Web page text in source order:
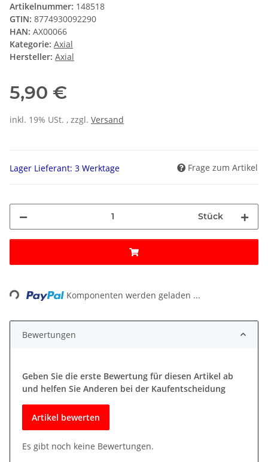
Artikelnummer: 148518
GTIN: 8774930092290
HAN: AX00066
Kategorie: Axial
Hersteller: Axial
5,90 €
inkl. 19% USt. , zzgl. Versand
Lager Lieferant: 3 Werktage Frage zum Artikel
Stück
Komponenten werden geladen ...
Bewertungen
Geben Sie die erste Bewertung für diesen Artikel ab
und helfen Sie Anderen bei der Kaufentscheidung
Artikel bewerten
Es gibt noch keine Bewertungen.